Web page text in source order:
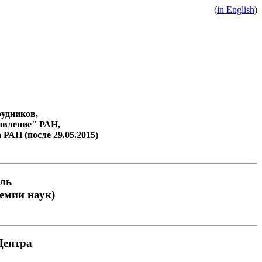
(in English)
РАН,
(после 29.05.2015)
наук)